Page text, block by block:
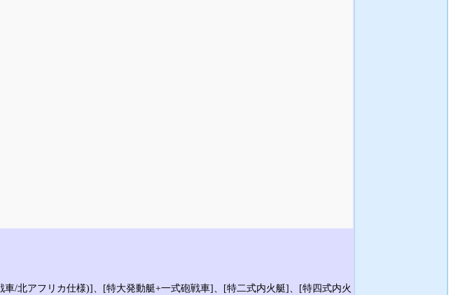
/北アフリカ仕様)]、[特大発動艇+一式砲戦車]、[特二式内火艇]、[特四式内火